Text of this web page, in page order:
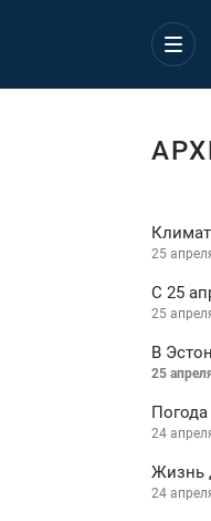
25
С 25
25
В
25
24
Жизнь
24